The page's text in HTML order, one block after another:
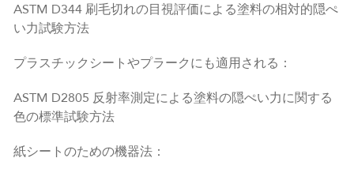
ASTM D344 刷毛切れの目視評価による塗料の相対的隠ぺ
い力試験方法
プラスチックシートやプラークにも適用される：
ASTM D2805 反射率測定による塗料の隠ぺい力に関する
色の標準試験方法
紙シートのための機器法：